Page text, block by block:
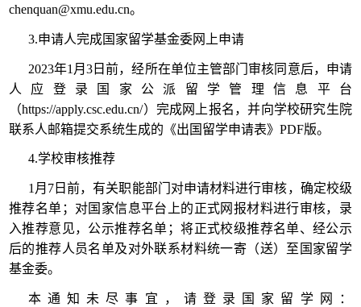
chenquan@xmu.edu.cn。
3.申请人完成国家留学基金委网上申请
2023年1月3日前，经所在单位主管部门审核同意后，申请
人应登录国家公派留学管理信息平台
（https://apply.csc.edu.cn/）完成网上报名，并向学校研究生院
联系人邮箱提交系统生成的《出国留学申请表》PDF版。
4.学校审核推荐
1月7日前，有关职能部门对申请材料进行审核，确定校级
推荐名单；对国家信息平台上的正式网报材料进行审核，录
入推荐意见，公示推荐名单；将正式校级推荐名单、经公示
后的推荐人员名单及对外联系材料统一寄（送）至国家留学
基金委。
本通知未尽事宜，请登录国家留学网：